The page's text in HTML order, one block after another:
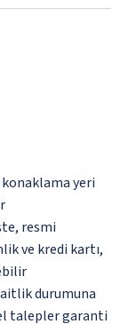
yeri
resmi
ve kredi kartı,
durumuna
talepler garanti